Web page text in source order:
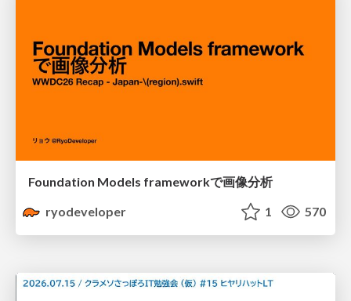
Foundation Models frameworkで画像分析
ryodeveloper
1 570